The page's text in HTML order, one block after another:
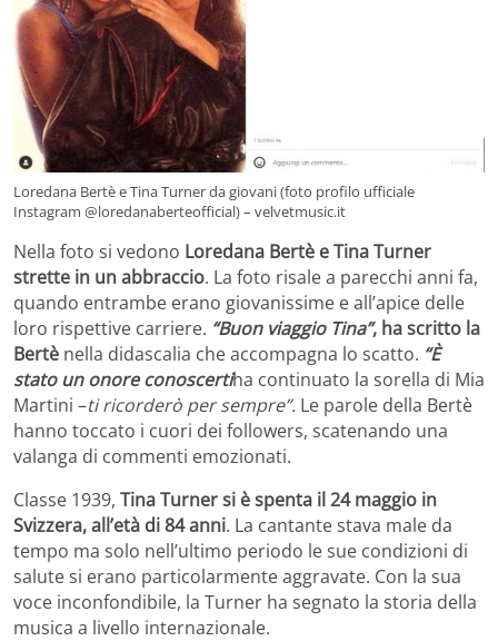
Loredana Bertè e Tina Turner da giovani (foto profilo ufficiale
Instagram @loredanaberteofficial) – velvetmusic.it
Nella foto si vedono Loredana Bertè e Tina Turner
strette in un abbraccio. La foto risale a parecchi anni fa,
quando entrambe erano giovanissime e all’apice delle
loro rispettive carriere. “Buon viaggio Tina”, ha scritto la
Bertè nella didascalia che accompagna lo scatto. “È
stato un onore conoscertiha continuato la sorella di Mia
Martini –ti ricorderò per sempre”. Le parole della Bertè
hanno toccato i cuori dei followers, scatenando una
valanga di commenti emozionati.
Classe 1939, Tina Turner si è spenta il 24 maggio in
Svizzera, all’età di 84 anni. La cantante stava male da
tempo ma solo nell’ultimo periodo le sue condizioni di
salute si erano particolarmente aggravate. Con la sua
voce inconfondibile, la Turner ha segnato la storia della
musica a livello internazionale.